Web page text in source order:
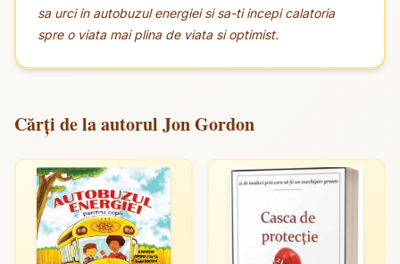
sa urci in autobuzul energiei si sa-ti incepi calatoria
spre o viata mai plina de viata si optimist.
Cărți de la autorul Jon Gordon